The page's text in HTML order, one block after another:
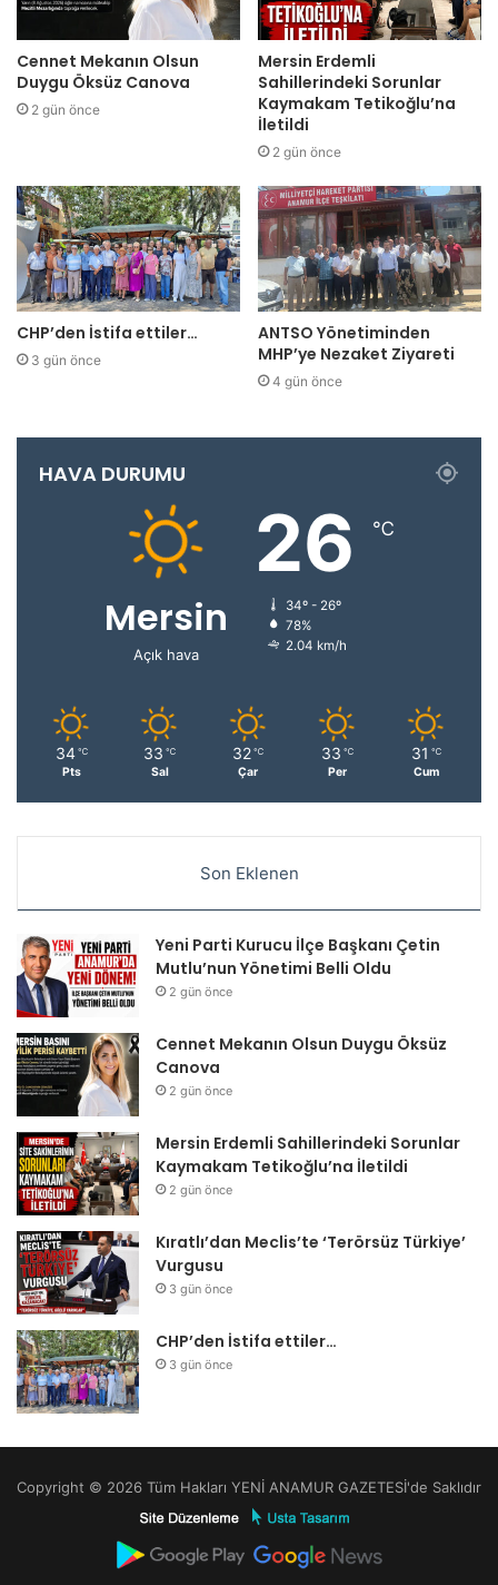
Cennet Mekanın Olsun
Duygu Öksüz Canova
2 gün önce
Mersin Erdemli
Sahillerindeki Sorunlar
Kaymakam Tetikoğlu’na
İletildi
2 gün önce
CHP’den İstifa ettiler…
3 gün önce
ANTSO Yönetiminden
MHP’ye Nezaket Ziyareti
4 gün önce
HAVA DURUMU
Mersin
Açık hava
26 ℃
34º - 26º
78%
2.04 km/h
34 ℃
Pts
33 ℃
Sal
32 ℃
Çar
33 ℃
Per
31 ℃
Cum
Son Eklenen
Yeni Parti Kurucu İlçe Başkanı Çetin
Mutlu’nun Yönetimi Belli Oldu
2 gün önce
Cennet Mekanın Olsun Duygu Öksüz
Canova
2 gün önce
Mersin Erdemli Sahillerindeki Sorunlar
Kaymakam Tetikoğlu’na İletildi
2 gün önce
Kıratlı’dan Meclis’te ‘Terörsüz Türkiye’
Vurgusu
3 gün önce
CHP’den İstifa ettiler…
3 gün önce
Copyright © 2026 Tüm Hakları YENİ ANAMUR GAZETESİ'de Saklıdır